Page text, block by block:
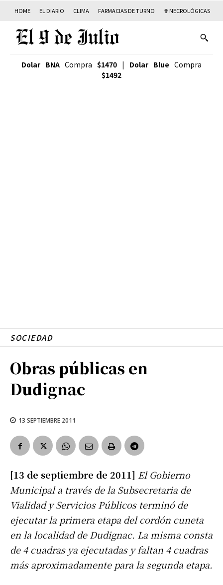
HOME EL DIARIO CLIMA FARMACIAS DE TURNO ✟ NECROLÓGICAS
Dolar BNA Compra $1470 | Dolar Blue Compra
$1492
SOCIEDAD
Obras públicas en
Dudignac
13 SEPTIEMBRE 2011
[13 de septiembre de 2011] El Gobierno
Municipal a través de la Subsecretaria de
Vialidad y Servicios Públicos terminó de
ejecutar la primera etapa del cordón cuneta
en la localidad de Dudignac. La misma consta
de 4 cuadras ya ejecutadas y faltan 4 cuadras
más aproximadamente para la segunda etapa.